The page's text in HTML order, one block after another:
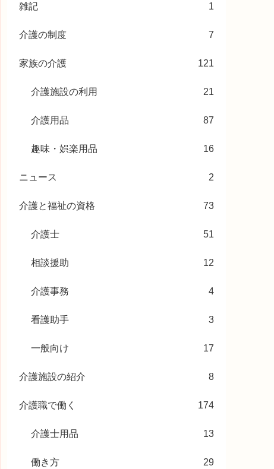
雑記 1
介護の制度 7
家族の介護 121
介護施設の利用 21
介護用品 87
趣味・娯楽用品 16
ニュース 2
介護と福祉の資格 73
介護士 51
相談援助 12
介護事務 4
看護助手 3
一般向け 17
介護施設の紹介 8
介護職で働く 174
介護士用品 13
働き方 29